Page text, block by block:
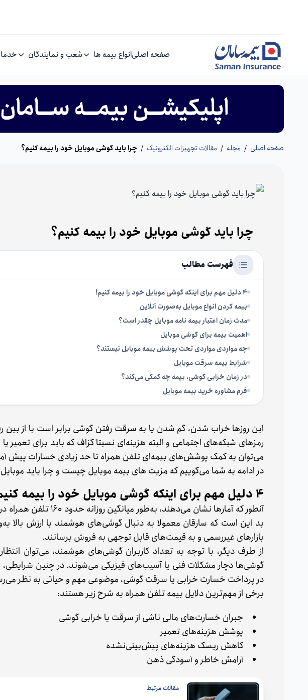
صفحه اصلیانواع بیمه ها شعب و نمایندگان
صفحه اصلی / مجله / مقالات تجهیزات الکترونیک / چرا باید گوشی موبایل خود را بیمه کنیم؟
چرا باید گوشی موبایل خود را بیمه کنیم؟
فهرست مطالب
4 دلیل مهم برای اینکه گوشی‌ موبایل خود را بیمه کنیم!
بیمه کردن انواع موبایل به‌صورت آنلاین
مدت زمان اعتبار بیمه نامه موبایل چقدر است؟
اهمیت بیمه برای گوشی موبایل
چه مواردی مواردی تحت پوشش بیمه موبایل نیستند؟
شرایط بیمه سرقت موبایل
در زمان خرابی گوشی، بیمه چه کمکی می‌کند؟
فرم مشاوره خرید بیمه موبایل
این روزها خراب شدن، گم شدن یا به سرقت رفتن گوشی برابر است با از بین
رمز‌های شبکه‌های اجتماعی و البته هزینه‌ای نسبتا گزاف که باید برای تعمیر
می‌توان به کمک پوشش‌های بیمه‌ای تلفن‌ همراه تا حد زیادی خسارات پیش
در ادامه به شما می‌گوییم که مزیت های بیمه موبایل چیست و چرا باید موبایل
4 دلیل مهم برای اینکه گوشی‌ موبایل خود را بیمه کنیم!
آنطور که آمارها نشان
بد این است که سارقان معمولا به دنبال گوشی‌های هوشمند با ارزش بالا
بازارهای غیررسمی و به قیمت‌های قابل توجهی به فروش برسانند.
از طرف دیگر، با توجه به تعداد کاربران گوشی‌های هوشمند، می‌توان
گوشی‌ها دچار مشکلات فنی یا آسیب‌های فیزیکی می‌شوند. در چنین شرایطی،
در پرداخت خسارت خرابی یا سرقت گوشی، موضوعی مهم و حیاتی به نظر
برخی از مهم‌ترین دلایل بیمه تلفن همراه به شرح زیر هستند:
جبران خسارت‌های مالی ناشی از سرقت یا خرابی گوشی
پوشش هزینه‌های تعمیر
کاهش ریسک هزینه‌های پیش‌بینی‌نشده
آرامش خاطر و آسودگی ذهن
مقالات مرتبط